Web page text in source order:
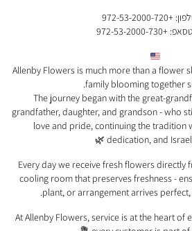
53-2000-720
53-2000-730
Allenby Flowers is much more than a flower
family blooming together
The journey began with the great-
grandfather, daughter, and grandson - who
love and pride, continuing the tradition
dedication, and Israeli
Every day we receive fresh flowers directly
cooling room that preserves freshness -
plant, or arrangement arrives
At Allenby Flowers, service is at the heart of